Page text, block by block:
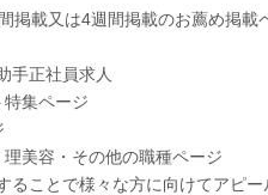
掲載又は4週間掲載のお薦め掲載
手正社員求人
集ページ
美容・その他の職種ページ
ることで様々な方に向けてアピー